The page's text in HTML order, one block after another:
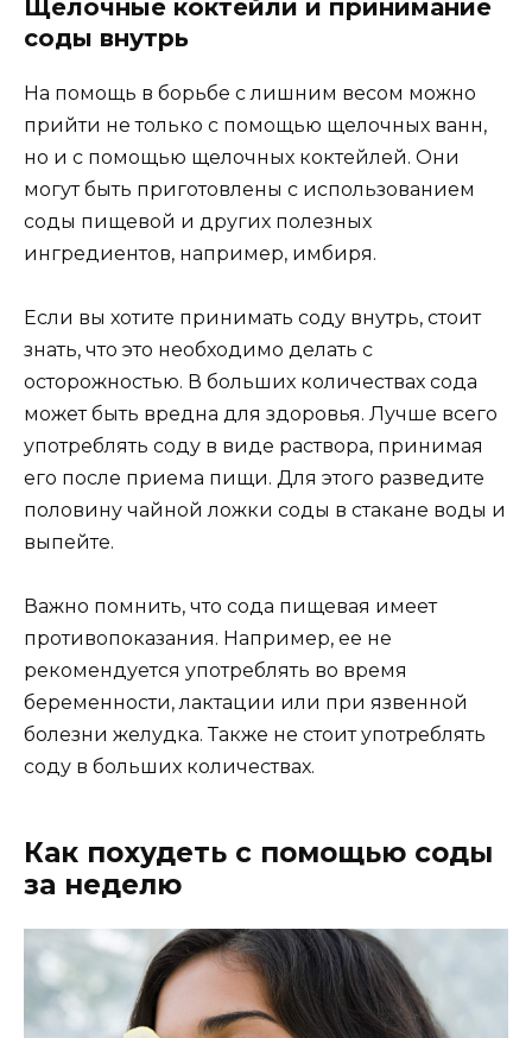
Щелочные коктейли и принимание
соды внутрь
На помощь в борьбе с лишним весом можно
прийти не только с помощью щелочных ванн,
но и с помощью щелочных коктейлей. Они
могут быть приготовлены с использованием
соды пищевой и других полезных
ингредиентов, например, имбиря.
Если вы хотите принимать соду внутрь, стоит
знать, что это необходимо делать с
осторожностью. В больших количествах сода
может быть вредна для здоровья. Лучше всего
употреблять соду в виде раствора, принимая
его после приема пищи. Для этого разведите
половину чайной ложки соды в стакане воды и
выпейте.
Важно помнить, что сода пищевая имеет
противопоказания. Например, ее не
рекомендуется употреблять во время
беременности, лактации или при язвенной
болезни желудка. Также не стоит употреблять
соду в больших количествах.
Как похудеть с помощью соды
за неделю